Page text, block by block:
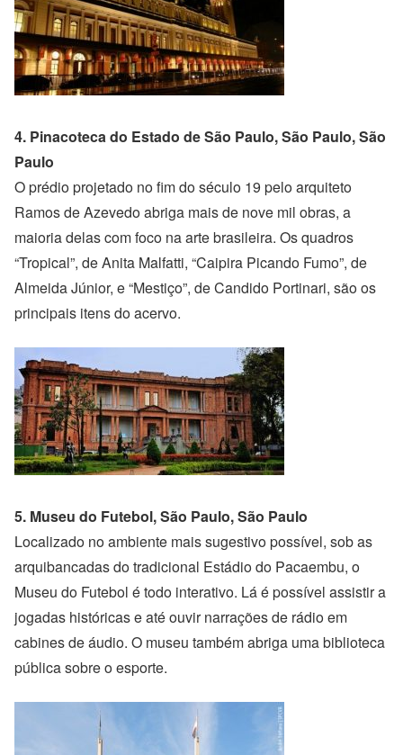
4. Pinacoteca do Estado de São Paulo, São Paulo, São
Paulo
O prédio projetado no fim do século 19 pelo arquiteto
Ramos de Azevedo abriga mais de nove mil obras, a
maioria delas com foco na arte brasileira. Os quadros
“Tropical”, de Anita Malfatti, “Caipira Picando Fumo”, de
Almeida Júnior, e “Mestiço”, de Candido Portinari, são os
principais itens do acervo.
5. Museu do Futebol, São Paulo, São Paulo
Localizado no ambiente mais sugestivo possível, sob as
arquibancadas do tradicional Estádio do Pacaembu, o
Museu do Futebol é todo interativo. Lá é possível assistir a
jogadas históricas e até ouvir narrações de rádio em
cabines de áudio. O museu também abriga uma biblioteca
pública sobre o esporte.